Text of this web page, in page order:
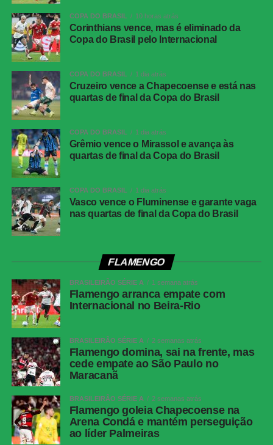
Athletico-PR x Vitória
ida das oitavas de final)
Data e horário:03.08 (segunda-feira), às 21h (de
Brasília)
Local: Arena da Baixada, em Curitiba (PR)
FICHA
TÉCNICA
Partida
Corinthians 0 x 0 Athletico-PR
Competição
Campeonato Brasileiro – 21ª rodada
Local
Data
30 de julho de 2026 (quinta-feira)
Horário
19h30 (de Brasília)
Público
R$ 2.606.640,01
amarelos
Benavídez, Jadson, Portilla e Santos
(Athletico-PR); Fernando Diniz, André
Ramalho, Matheuzinho e Rodrigo Garro
vermelhos
Árbitro
Paulo Cesar Zanovelli da Silva (MG)
Assistentes
Thiaggo Americano Labes (SC)
VAR
Paulo Renato Moreira da Silva Coelho (RJ)
Corinthians
Hugo Souza; Pedro Milans, André Ramalho,
COPA DO BRASIL 10 horas atrás
Corinthians vence, mas é eliminado da
Copa do Brasil pelo Internacional
COPA DO BRASIL 1 dia atrás
Cruzeiro vence a Chapecoense e está nas
quartas de final da Copa do Brasil
COPA DO BRASIL 1 dia atrás
Grêmio vence o Mirassol e avança às
quartas de final da Copa do Brasil
COPA DO BRASIL 1 dia atrás
Vasco vence o Fluminense e garante vaga
nas quartas de final da Copa do Brasil
FLAMENGO
BRASILEIRÃO SÉRIE A 1 semana atrás
Flamengo arranca empate com
Internacional no Beira-Rio
BRASILEIRÃO SÉRIE A 2 semanas atrás
Flamengo domina, sai na frente, mas
cede empate ao São Paulo no
Maracanã
BRASILEIRÃO SÉRIE A 2 semanas atrás
Flamengo goleia Chapecoense na
Arena Condá e mantém perseguição
ao líder Palmeiras